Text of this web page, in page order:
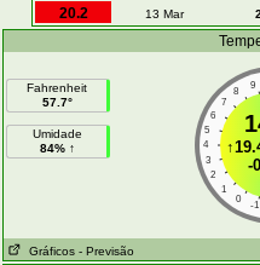
20.2
13 Mar
Fahrenheit
57.7°
Umidade
84% ↑
9
8
7
6
5
4
3
2
1
0
-1
↑
-
Gráficos - Previsão